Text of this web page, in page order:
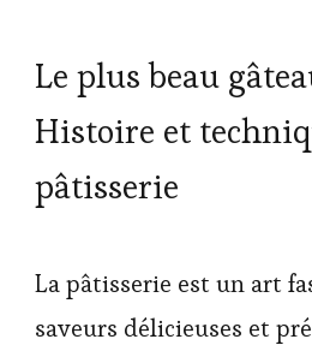
Le plus beau
Histoire et
pâtisserie
La pâtisserie est un art
saveurs délicieuses et